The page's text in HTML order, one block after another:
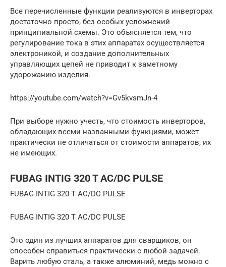
Все перечисленные функции реализуются в инверторах
достаточно просто, без особых усложнений
принципиальной схемы. Это объясняется тем, что
регулирование тока в этих аппаратах осуществляется
электроникой, и создание дополнительных
управляющих цепей не приводит к заметному
удорожанию изделия.
https://youtube.com/watch?v=Gv5kvsmJn-4
При выборе нужно учесть, что стоимость инверторов,
обладающих всеми названными функциями, может
практически не отличаться от стоимости аппаратов, их
не имеющих.
FUBAG INTIG 320 T AC/DC PULSE
FUBAG INTIG 320 T AC/DC PULSE
FUBAG INTIG 320 T AC/DC PULSE
Это один из лучших аппаратов для сварщиков, он
способен справиться практически с любой задачей.
Варить любую сталь, а также алюминий, медь можно с